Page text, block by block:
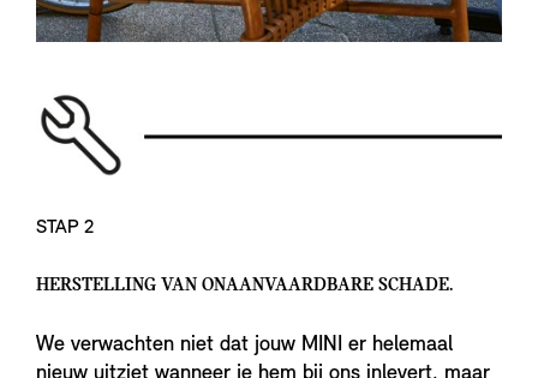
STAP 2
HERSTELLING VAN ONAANVAARDBARE SCHADE.
We verwachten niet dat jouw MINI er helemaal